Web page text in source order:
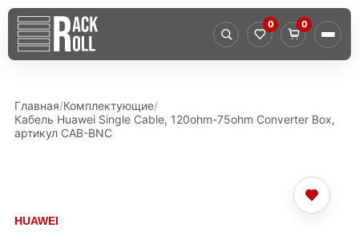
0 0
Главная Комплектующие
Кабель Huawei Single Cable, 120ohm-75ohm Converter Box,
артикул CAB-BNC
HUAWEI